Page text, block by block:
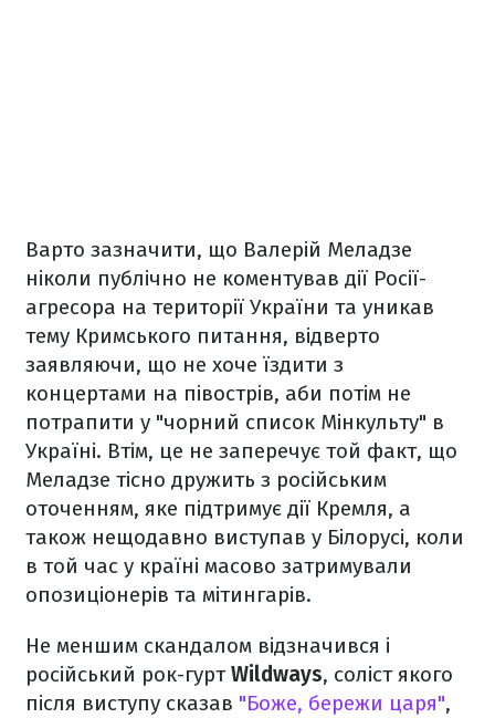
Варто зазначити, що Валерій Меладзе
ніколи публічно не коментував дії Росії-
агресора на території України та уникав
тему Кримського питання, відверто
заявляючи, що не хоче їздити з
концертами на півострів, аби потім не
потрапити у "чорний список Мінкульту" в
Україні. Втім, це не заперечує той факт, що
Меладзе тісно дружить з російським
оточенням, яке підтримує дії Кремля, а
також нещодавно виступав у Білорусі, коли
в той час у країні масово затримували
опозиціонерів та мітингарів.
Не меншим скандалом відзначився і
російський рок-гуртWildways, соліст якого
після виступу сказав "Боже, бережи царя",